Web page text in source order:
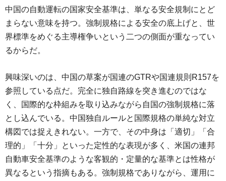
中国の自動運転の国家安全基準は、単なる安全規制にとど
まらない意味を持つ。強制規格による安全の底上げと、世
界標準をめぐる主導権争いという二つの側面が重なってい
るからだ。
興味深いのは、中国の草案が国連のGTRや国連規則R157を
参照している点だ。完全に独自路線を突き進むのではな
く、国際的な枠組みを取り込みながら自国の強制規格に落
とし込んでいる。中国独自ルールと国際規格の単純な対立
構図では捉えきれない。一方で、その中身は「適切」「合
理的」「十分」といった定性的な表現が多く、米国の連邦
自動車安全基準のような客観的・定量的な基準とは性格が
異なるという指摘もある。強制規格でありながら、運用に